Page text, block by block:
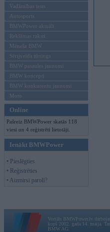
Vadāmības tests
Autosports
BMWPower aktuāli
Reklāmas raksti
Mēneša BMW
Sērijveida tūnings
BMW pasaules jaunumi
BMW koncepti
BMW konkurentu jaunumi
Moto
Online
Pašreiz BMWPower skatās 118
viesi un 4 reģistrēti lietotāji.
Ienākt BMWPower
• Pieslēgties
• Reģistrēties
• Aizmirsi paroli?
Vortāls BMWPower.lv darbojas
kopš 2002. gada 14. maija.
BMW AG.